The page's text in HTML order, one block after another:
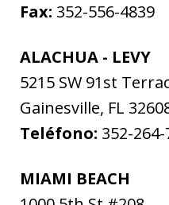
Fax: 352-556-4839
ALACHUA - LEVY
5215 SW 91st
Gainesville, FL
Teléfono: 352-
MIAMI BEACH